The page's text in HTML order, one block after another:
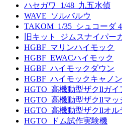
ハセガワ_1/48_九五水偵
WAVE_ソルバルウ
TAKOM_1/35_シュコーダ
旧キット_ジムスナイパー
HGBF_マリンハイモック
HGBF_EWACハイモック
HGBF_ハイモックダウン
HGBF_ハイモックキャノン
HGTO_高機動型ザクllガイ
HGTO_高機動型ザクllマッ
HGTO_高機動型ザクllオル
HGTO_ドム試作実験機